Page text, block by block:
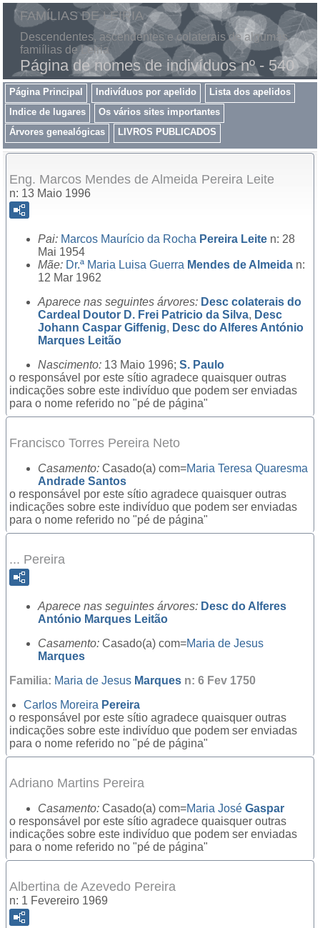
FAMÍLIAS DE LEIRIA
Descendentes, ascendentes e colaterais de algumas
famiílias de Leiria
Página de nomes de indivíduos nº - 540
Página Principal Indivíduos por apelido
Lista dos apelidos
Indice de lugares
Os vários sites importantes
Árvores genealógicas
LIVROS PUBLICADOS
Eng. Marcos Mendes de Almeida Pereira Leite
n: 13 Maio 1996
Pai: Marcos Maurício da Rocha Pereira Leite n: 28
Mai 1954
Mãe: Dr.ª Maria Luisa Guerra Mendes de Almeida n:
12 Mar 1962
Aparece nas seguintes árvores: Desc colaterais do
Cardeal Doutor D. Frei Patricio da Silva, Desc
Johann Caspar Giffenig, Desc do Alferes António
Marques Leitão
Nascimento: 13 Maio 1996; S. Paulo
o responsável por este sítio agradece quaisquer outras
indicações sobre este indivíduo que podem ser enviadas
para o nome referido no "pé de página"
Francisco Torres Pereira Neto
Casamento: Casado(a) com=Maria Teresa Quaresma
Andrade Santos
o responsável por este sítio agradece quaisquer outras
indicações sobre este indivíduo que podem ser enviadas
para o nome referido no "pé de página"
... Pereira
Aparece nas seguintes árvores: Desc do Alferes
António Marques Leitão
Casamento: Casado(a) com=Maria de Jesus
Marques
Familia: Maria de Jesus Marques n: 6 Fev 1750
Carlos Moreira Pereira
o responsável por este sítio agradece quaisquer outras
indicações sobre este indivíduo que podem ser enviadas
para o nome referido no "pé de página"
Adriano Martins Pereira
Casamento: Casado(a) com=Maria José Gaspar
o responsável por este sítio agradece quaisquer outras
indicações sobre este indivíduo que podem ser enviadas
para o nome referido no "pé de página"
Albertina de Azevedo Pereira
n: 1 Fevereiro 1969